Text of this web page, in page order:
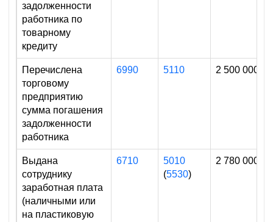
задолженности
работника по
товарному
кредиту
Перечислена
торговому
предприятию
сумма погашения
задолженности
работника
6990 5110 2 500 000
Выдана
сотруднику
заработная плата
(наличными или
на пластиковую
6710
5010
(5530)
2 780 000